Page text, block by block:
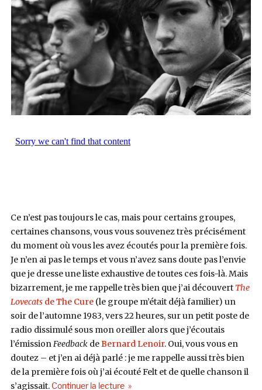
Ce n’est pas toujours le cas, mais pour certains groupes,
certaines chansons, vous vous souvenez très précisément
du moment où vous les avez écoutés pour la première fois.
Je n’en ai pas le temps et vous n’avez sans doute pas l’envie
que je dresse une liste exhaustive de toutes ces fois-là. Mais
bizarrement, je me rappelle très bien que j’ai découvert The
Lovecatsde The Cure(le groupe m’était déjà familier) un
soir de l’automne 1983, vers 22 heures, sur un petit poste de
radio dissimulé sous mon oreiller alors que j’écoutais
l’émissionFeedbackdeBernard Lenoir. Oui, vous vous en
doutez – et j’en ai déjà parlé : je me rappelle aussi très bien
de la première fois où j’ai écouté Felt et de quelle chanson il
s’agissait. Continuer la lecturede « I Like 2 Stay Home #51 : I